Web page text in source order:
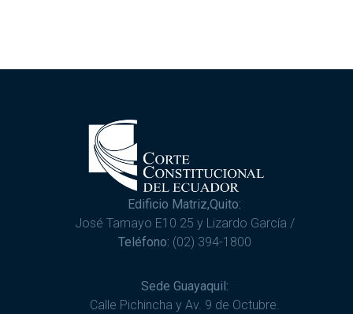
Edificio Matriz,Quito:
José Tamayo E10 25 y Lizardo García /
Teléfono: (02) 394-1800
Sede Guayaquil:
Calle Pichincha y Av. 9 de Octubre.